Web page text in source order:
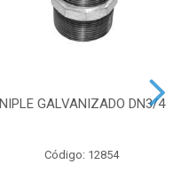
NIPLE GALVANIZADO DN3/4
Código: 12854